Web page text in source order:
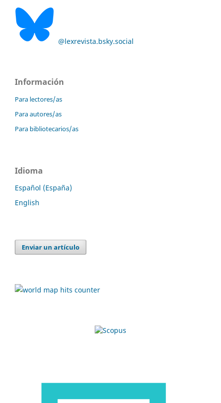
@lexrevista.bsky.social
Información
Para lectores/as
Para autores/as
Para bibliotecarios/as
Idioma
Español (España)
English
Enviar un artículo